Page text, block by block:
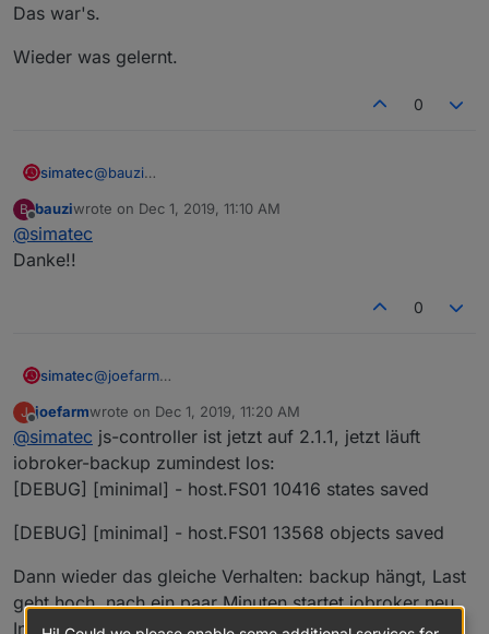
Das war's.
Wieder was gelernt.
0
simatec@bauzi
haben, root mount aktivieren und schauen, dass auf
B
Offline
bauziwrote on Dec 1, 2019, 11:10 AM
last edited by
@simatec
Danke!!
0
simatec@joefarm
Probiere erstmal auf den aktuellen js-controller ein
Update zu machen und dann schaue, ob der Fehler
weg ist
J
Offline
joefarmwrote on Dec 1, 2019, 11:20 AM
last edited by
@simatec js-controller ist jetzt auf 2.1.1, jetzt läuft
iobroker-backup zumindest los:
[DEBUG] [minimal] - host.FS01 10416 states saved
[DEBUG] [minimal] - host.FS01 13568 objects saved
Dann wieder das gleiche Verhalten: backup hängt, Last
geht hoch, nach ein paar Minuten startet iobroker neu.
In backups wird nichts angelegt.